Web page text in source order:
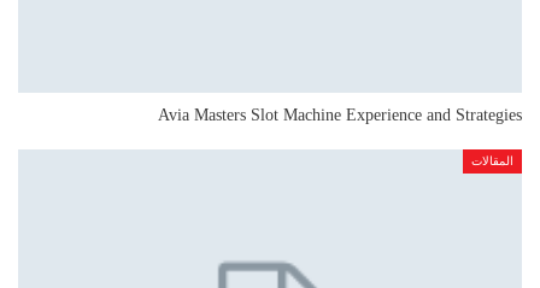
Avia Masters Slot Machine Experience and Strategies
المقالات